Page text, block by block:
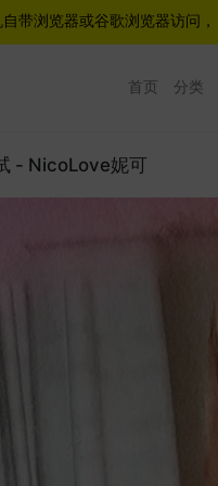
带浏览器或谷歌浏览器访问，
首页 分类
- NicoLove妮可